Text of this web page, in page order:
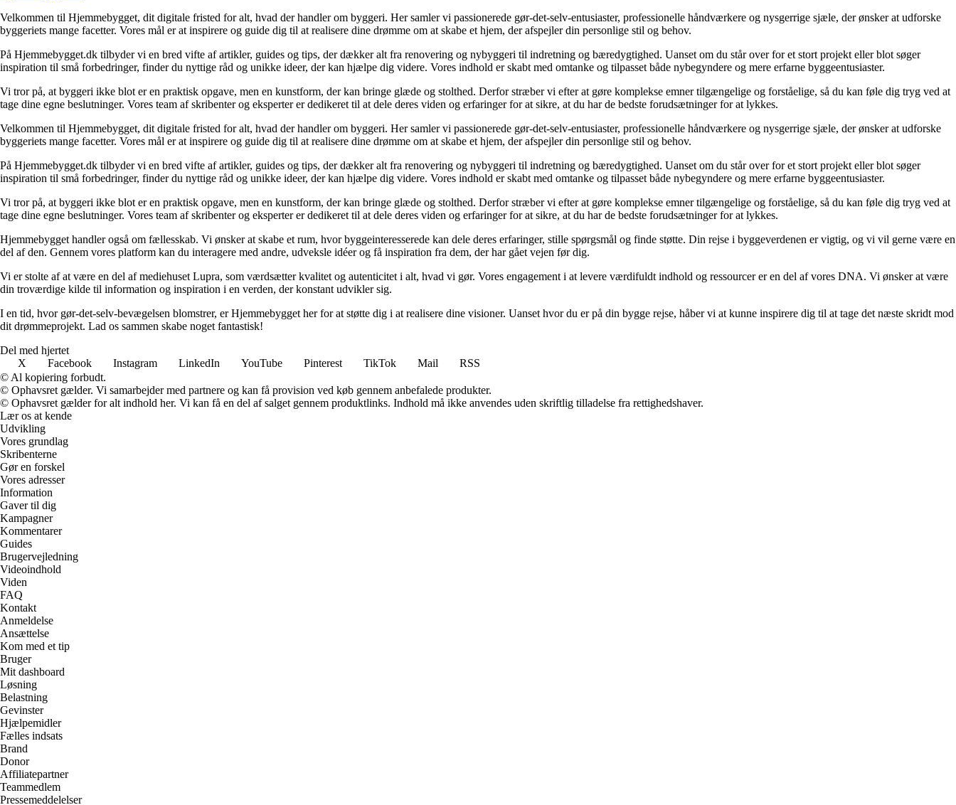
Velkommen til Hjemmebygget, dit digitale fristed for alt, hvad der handler om byggeri. Her samler vi passionerede gør-det-selv-entusiaster, professionelle håndværkere og nysgerrige sjæle, der ønsker at udforske
byggeriets mange facetter. Vores mål er at inspirere og guide dig til at realisere dine drømme om at skabe et hjem, der afspejler din personlige stil og behov.
På Hjemmebygget.dk tilbyder vi en bred vifte af artikler, guides og tips, der dækker alt fra renovering og nybyggeri til indretning og bæredygtighed. Uanset om du står over for et stort projekt eller blot søger
inspiration til små forbedringer, finder du nyttige råd og unikke ideer, der kan hjælpe dig videre. Vores indhold er skabt med omtanke og tilpasset både nybegyndere og mere erfarne byggeentusiaster.
Vi tror på, at byggeri ikke blot er en praktisk opgave, men en kunstform, der kan bringe glæde og stolthed. Derfor stræber vi efter at gøre komplekse emner tilgængelige og forståelige, så du kan føle dig tryg ved at
tage dine egne beslutninger. Vores team af skribenter og eksperter er dedikeret til at dele deres viden og erfaringer for at sikre, at du har de bedste forudsætninger for at lykkes.
Velkommen til Hjemmebygget, dit digitale fristed for alt, hvad der handler om byggeri. Her samler vi passionerede gør-det-selv-entusiaster, professionelle håndværkere og nysgerrige sjæle, der ønsker at udforske
byggeriets mange facetter. Vores mål er at inspirere og guide dig til at realisere dine drømme om at skabe et hjem, der afspejler din personlige stil og behov.
På Hjemmebygget.dk tilbyder vi en bred vifte af artikler, guides og tips, der dækker alt fra renovering og nybyggeri til indretning og bæredygtighed. Uanset om du står over for et stort projekt eller blot søger
inspiration til små forbedringer, finder du nyttige råd og unikke ideer, der kan hjælpe dig videre. Vores indhold er skabt med omtanke og tilpasset både nybegyndere og mere erfarne byggeentusiaster.
Vi tror på, at byggeri ikke blot er en praktisk opgave, men en kunstform, der kan bringe glæde og stolthed. Derfor stræber vi efter at gøre komplekse emner tilgængelige og forståelige, så du kan føle dig tryg ved at
tage dine egne beslutninger. Vores team af skribenter og eksperter er dedikeret til at dele deres viden og erfaringer for at sikre, at du har de bedste forudsætninger for at lykkes.
Hjemmebygget handler også om fællesskab. Vi ønsker at skabe et rum, hvor byggeinteresserede kan dele deres erfaringer, stille spørgsmål og finde støtte. Din rejse i byggeverdenen er vigtig, og vi vil gerne være en
del af den. Gennem vores platform kan du interagere med andre, udveksle idéer og få inspiration fra dem, der har gået vejen før dig.
Vi er stolte af at være en del af mediehuset Lupra, som værdsætter kvalitet og autenticitet i alt, hvad vi gør. Vores engagement i at levere værdifuldt indhold og ressourcer er en del af vores DNA. Vi ønsker at være
din troværdige kilde til information og inspiration i en verden, der konstant udvikler sig.
I en tid, hvor gør-det-selv-bevægelsen blomstrer, er Hjemmebygget her for at støtte dig i at realisere dine visioner. Uanset hvor du er på din bygge rejse, håber vi at kunne inspirere dig til at tage det næste skridt mod
dit drømmeprojekt. Lad os sammen skabe noget fantastisk!
Del med hjertet
X
Facebook Instagram LinkedIn YouTube Pinterest TikTok Mail
RSS
© Al kopiering forbudt.
© Ophavsret gælder. Vi samarbejder med partnere og kan få provision ved køb gennem anbefalede produkter.
© Ophavsret gælder for alt indhold her. Vi kan få en del af salget gennem produktlinks. Indhold må ikke anvendes uden skriftlig tilladelse fra rettighedshaver.
Lær os at kende
Udvikling
Vores grundlag
Skribenterne
Gør en forskel
Vores adresser
Information
Gaver til dig
Kampagner
Kommentarer
Guides
Brugervejledning
Videoindhold
Viden
FAQ
Kontakt
Anmeldelse
Ansættelse
Kom med et tip
Bruger
Mit dashboard
Løsning
Belastning
Gevinster
Hjælpemidler
Fælles indsats
Brand
Donor
Affiliatepartner
Teammedlem
Pressemeddelelser